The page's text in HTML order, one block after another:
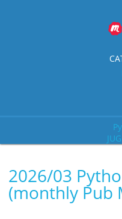
2026/03
(monthly Pub